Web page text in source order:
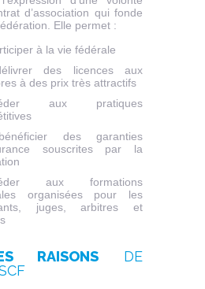
d’association qui fonde
Elle permet :
à la vie fédérale
des licences aux
à des prix très attractifs
aux pratiques
des garanties
souscrites par la
aux formations
organisées pour les
juges, arbitres et
RAISONS DE